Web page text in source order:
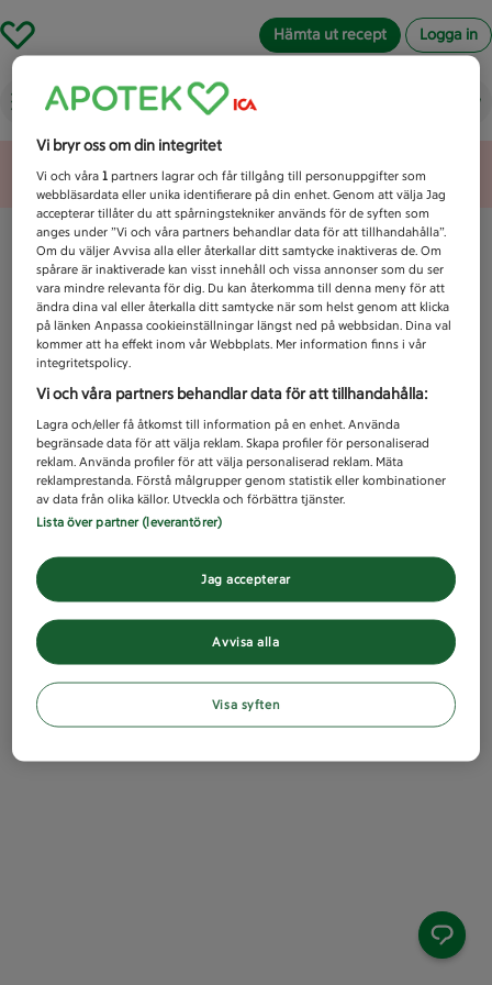
Hämta ut recept Logga in
Vad letar du efter idag?
Unknown error
Vi bryr oss om din integritet
Vi och våra1 partners lagrar och får tillgång till personuppgifter som
webbläsardata eller unika identifierare på din enhet. Genom att välja Jag
accepterar tillåter du att spårningstekniker används för de syften som
anges under ”Vi och våra partners behandlar data för att tillhandahålla”.
Om du väljer Avvisa alla eller återkallar ditt samtycke inaktiveras de. Om
spårare är inaktiverade kan visst innehåll och vissa annonser som du ser
vara mindre relevanta för dig. Du kan återkomma till denna meny för att
ändra dina val eller återkalla ditt samtycke när som helst genom att klicka
på länken Anpassa cookieinställningar längst ned på webbsidan. Dina val
kommer att ha effekt inom vår Webbplats. Mer information finns i vår
integritetspolicy.
Vi och våra partners behandlar data för att tillhandahålla:
Lagra och/eller få åtkomst till information på en enhet. Använda
begränsade data för att välja reklam. Skapa profiler för personaliserad
reklam. Använda profiler för att välja personaliserad reklam. Mäta
reklamprestanda. Förstå målgrupper genom statistik eller kombinationer
av data från olika källor. Utveckla och förbättra tjänster.
Lista över partner (leverantörer)
Avvisa alla
Jag accepterar
Visa syften